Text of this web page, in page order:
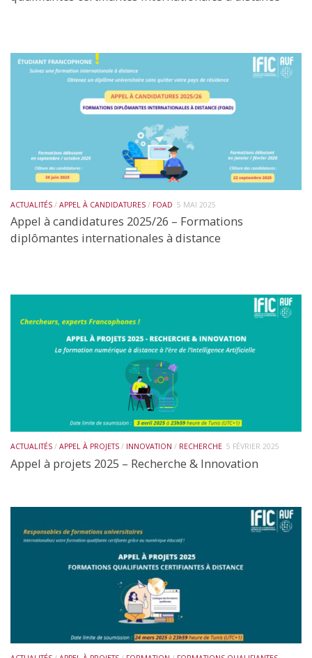
ACTUALITÉS / APPEL À CANDIDATURES / FOAD 5 MAI 2025
Appel à candidatures 2025/26 – Formations
diplômantes internationales à distance
ACTUALITÉS / APPEL À PROJETS / INNOVATION / RECHERCHE 5 FÉVRIER 2025
Appel à projets 2025 – Recherche & Innovation